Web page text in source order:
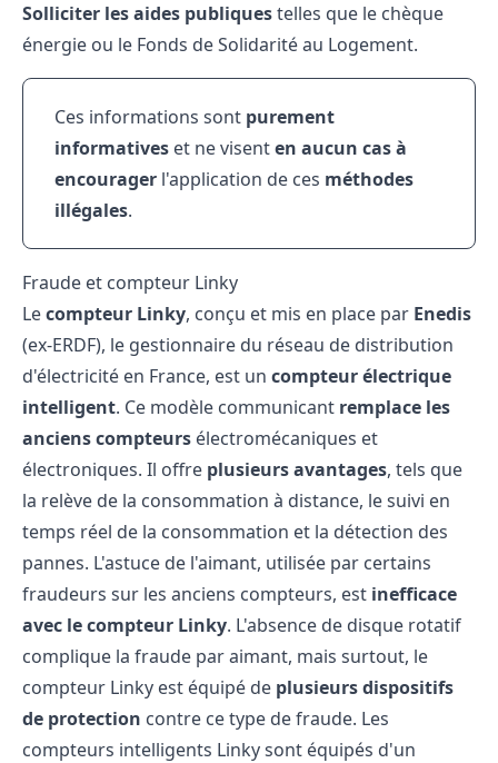
Solliciter les aides publiquestelles que le chèque
énergie ou le Fonds de Solidarité au Logement.
Ces informations sont purement
informatives et ne visenten aucun cas à
encourager l'application de ces méthodes
illégales.
Fraude et compteur Linky
Lecompteur Linky, conçu et mis en place par Enedis
(ex-ERDF), le gestionnaire du réseau de distribution
d'électricité en France, est un compteur électrique
intelligent. Ce modèle communicant remplace les
anciens compteurs électromécaniques et
électroniques. Il offre plusieurs avantages, tels que
la relève de la consommation à distance, le suivi en
temps réel de la consommation et la détection des
pannes. L'astuce de l'aimant, utilisée par certains
fraudeurs sur les anciens compteurs, est inefficace
avec le compteur Linky. L'absence de disque rotatif
complique la fraude par aimant, mais surtout, le
compteur Linky est équipé de plusieurs dispositifs
de protection contre ce type de fraude. Les
compteurs intelligents Linky sont équipés d'un